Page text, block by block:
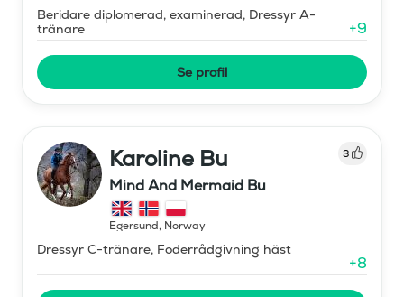
Beridare diplomerad, examinerad, Dressyr A-
tränare
+9
Se profil
Karoline Bu 3
Mind And Mermaid Bu
Egersund, Norway
Dressyr C-tränare, Foderrådgivning häst
+8